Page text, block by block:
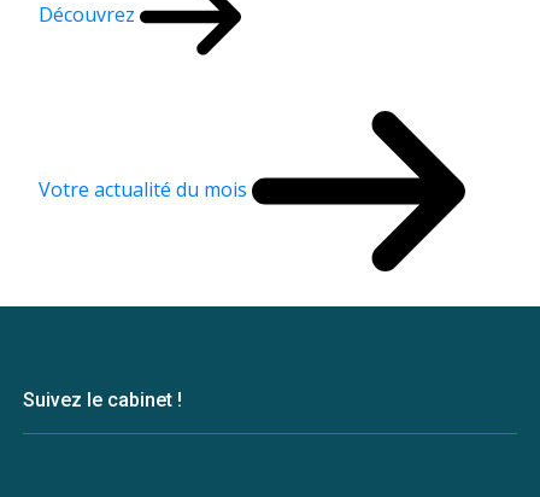
Découvrez
Votre actualité du mois
Suivez le cabinet !